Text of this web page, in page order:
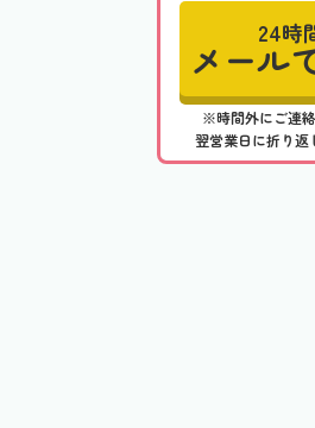
24時
メール
※時間外にご連絡
翌営業日に折り返